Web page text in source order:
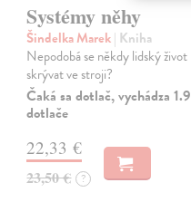
Systémy něhy
Šindelka Marek| Kniha
Nepodobá se někdy lidský
skrývat ve stroji?
Čaká sa dotlač, vychádza
dotlače
22,33 €
23,50 € ?